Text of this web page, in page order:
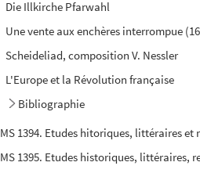
Die Illkirche Pfarwahl
Une vente aux enchères interrompue
Scheideliad, composition V. Nessler
L'Europe et la Révolution française
Bibliographie
MS 1394. Etudes hitoriques, littéraires
MS 1395. Etudes historiques, littéraires,